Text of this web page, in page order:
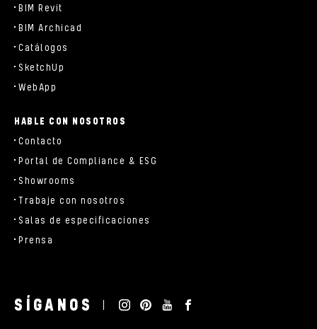
BIM Revit
BIM Archicad
Catálogos
SketchUp
WebApp
HABLE CON NOSOTROS
Contacto
Portal de Compliance & ESG
Showrooms
Trabaje con nosotros
Salas de especificaciones
Prensa
SÍGANOS